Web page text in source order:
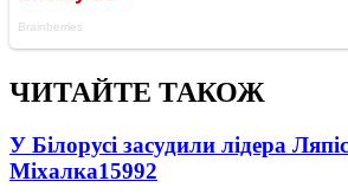
ЧИТАЙТЕ ТАКОЖ
У Білорусі засудили лідера
Міхалка15992